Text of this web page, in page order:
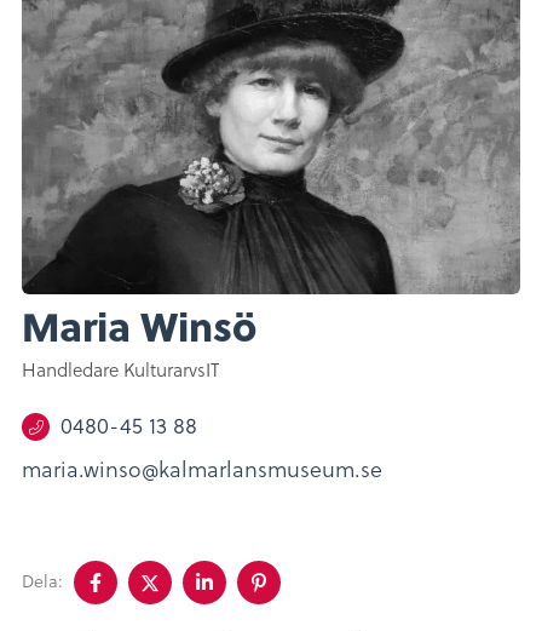
Maria Winsö
Handledare KulturarvsIT
0480-45 13 88
maria.winso@kalmarlansmuseum.se
Dela:
Dela
på
Dela
på
Dela
på
på